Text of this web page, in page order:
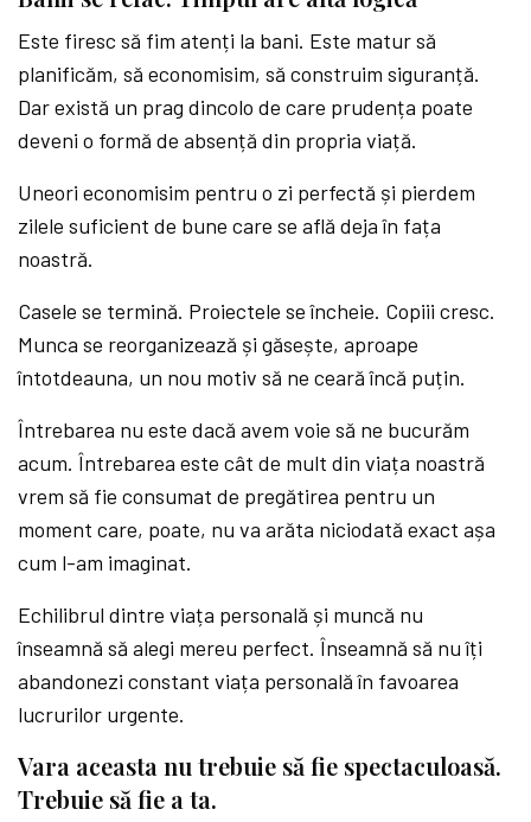
Este firesc să fim atenți la bani. Este matur să
planificăm, să economisim, să construim siguranță.
Dar există un prag dincolo de care prudența poate
deveni o formă de absență din propria viață.
Uneori economisim pentru o zi perfectă și pierdem
zilele suficient de bune care se află deja în fața
noastră.
Casele se termină. Proiectele se încheie. Copiii cresc.
Munca se reorganizează și găsește, aproape
întotdeauna, un nou motiv să ne ceară încă puțin.
Întrebarea nu este dacă avem voie să ne bucurăm
acum. Întrebarea este cât de mult din viața noastră
vrem să fie consumat de pregătirea pentru un
moment care, poate, nu va arăta niciodată exact așa
cum l-am imaginat.
Echilibrul dintre viața personală și muncă nu
înseamnă să alegi mereu perfect. Înseamnă să nu îți
abandonezi constant viața personală în favoarea
lucrurilor urgente.
Vara aceasta nu trebuie să fie spectaculoasă.
Trebuie să fie a ta.